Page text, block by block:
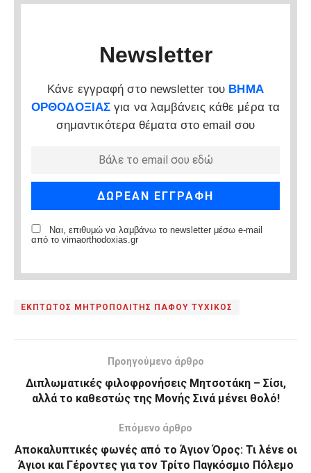
Newsletter
Κάνε εγγραφή στο newsletter του ΒΗΜΑ
ΟΡΘΟΔΟΞΙΑΣ για να λαμβάνεις κάθε μέρα τα
σημαντικότερα θέματα στο email σου
Ναι, επιθυμώ να λαμβάνω το newsletter μέσω e-mail
από το vimaorthodoxias.gr
ΕΚΠΤΩΤΟΣ ΜΗΤΡΟΠΟΛΙΤΗΣ ΠΑΦΟΥ ΤΥΧΙΚΟΣ
Προηγούμενο άρθρο
Διπλωματικές φιλοφρονήσεις Μητσοτάκη – Σίσι,
αλλά το καθεστώς της Μονής Σινά μένει θολό!
Επόμενο άρθρο
Αποκαλυπτικές φωνές από το Άγιον Όρος: Τι λένε οι
Άγιοι και Γέροντες για τον Τρίτο Παγκόσμιο Πόλεμο